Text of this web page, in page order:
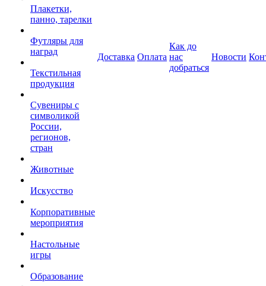
Плакетки,
панно, тарелки
Футляры для
наград
Текстильная
продукция
Сувениры с
символикой
России,
регионов,
стран
Животные
Искусство
Корпоративные
мероприятия
Настольные
игры
Образование
Доставка Оплата
Как до
нас
добраться
Новости